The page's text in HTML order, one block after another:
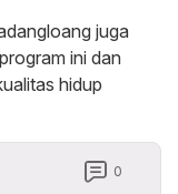
juga
ini dan
hidup
0